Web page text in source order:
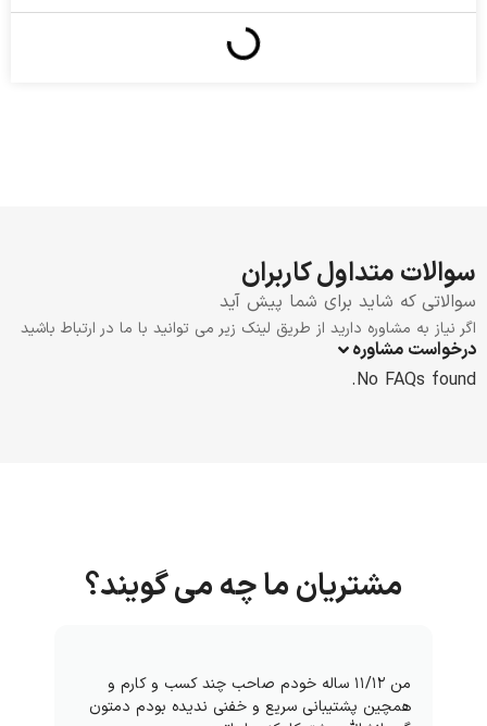
سوالات متداول کاربران
سوالاتی که شاید برای شما پیش آید
اگر نیاز به مشاوره دارید از طریق لینک زیر می توانید با ما در ارتباط باشید
درخواست مشاوره
No FAQs found.
مشتریان ما چه می گویند؟
من ۱۱/۱۲ ساله خودم صاحب چند کسب و کارم و
همچین پشتیبانی سریع و خفنی ندیده بودم دمتون